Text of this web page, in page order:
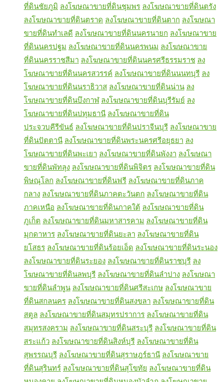
ที่ดินชัยภูมิ ลงโฆษณาขายที่ดินชุมพร ลงโฆษณาขายที่ดินตรัง
ลงโฆษณาขายที่ดินตราด ลงโฆษณาขายที่ดินตาก ลงโฆษณา
ขายที่ดินทำเลดี ลงโฆษณาขายที่ดินนครนายก ลงโฆษณาขาย
ที่ดินนครปฐม ลงโฆษณาขายที่ดินนครพนม ลงโฆษณาขาย
ที่ดินนครราชสีมา ลงโฆษณาขายที่ดินนครศรีธรรมราช ลง
โฆษณาขายที่ดินนครสวรรค์ ลงโฆษณาขายที่ดินนนทบุรี ลง
โฆษณาขายที่ดินนราธิวาส ลงโฆษณาขายที่ดินน่าน ลง
โฆษณาขายที่ดินบึงกาฬ ลงโฆษณาขายที่ดินบุรีรัมย์ ลง
โฆษณาขายที่ดินปทุมธานี ลงโฆษณาขายที่ดิน
ประจวบคีรีขันธ์ ลงโฆษณาขายที่ดินปราจีนบุรี ลงโฆษณาขาย
ที่ดินปัตตานี ลงโฆษณาขายที่ดินพระนครศรีอยุธยา ลง
โฆษณาขายที่ดินพะเยา ลงโฆษณาขายที่ดินพังงา ลงโฆษณา
ขายที่ดินพัทลุง ลงโฆษณาขายที่ดินพิจิตร ลงโฆษณาขายที่ดิน
พิษณุโลก ลงโฆษณาขายที่ดินฟรี ลงโฆษณาขายที่ดินภาค
กลาง ลงโฆษณาขายที่ดินภาคตะวันตก ลงโฆษณาขายที่ดิน
ภาคเหนือ ลงโฆษณาขายที่ดินภาคใต้ ลงโฆษณาขายที่ดิน
ภูเก็ต ลงโฆษณาขายที่ดินมหาสารคาม ลงโฆษณาขายที่ดิน
มุกดาหาร ลงโฆษณาขายที่ดินยะลา ลงโฆษณาขายที่ดิน
ยโสธร ลงโฆษณาขายที่ดินร้อยเอ็ด ลงโฆษณาขายที่ดินระนอง
ลงโฆษณาขายที่ดินระยอง ลงโฆษณาขายที่ดินราชบุรี ลง
โฆษณาขายที่ดินลพบุรี ลงโฆษณาขายที่ดินลำปาง ลงโฆษณา
ขายที่ดินลำพูน ลงโฆษณาขายที่ดินศรีสะเกษ ลงโฆษณาขาย
ที่ดินสกลนคร ลงโฆษณาขายที่ดินสงขลา ลงโฆษณาขายที่ดิน
สตูล ลงโฆษณาขายที่ดินสมุทรปราการ ลงโฆษณาขายที่ดิน
สมุทรสงคราม ลงโฆษณาขายที่ดินสระบุรี ลงโฆษณาขายที่ดิน
สระแก้ว ลงโฆษณาขายที่ดินสิงห์บุรี ลงโฆษณาขายที่ดิน
สุพรรณบุรี ลงโฆษณาขายที่ดินสุราษฎร์ธานี ลงโฆษณาขาย
ที่ดินสุรินทร์ ลงโฆษณาขายที่ดินสุโขทัย ลงโฆษณาขายที่ดิน